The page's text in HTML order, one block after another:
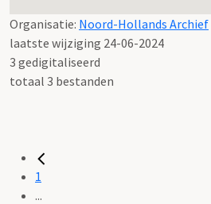
Organisatie: Noord-Hollands Archief
laatste wijziging 24-06-2024
3 gedigitaliseerd
totaal 3 bestanden
1
...